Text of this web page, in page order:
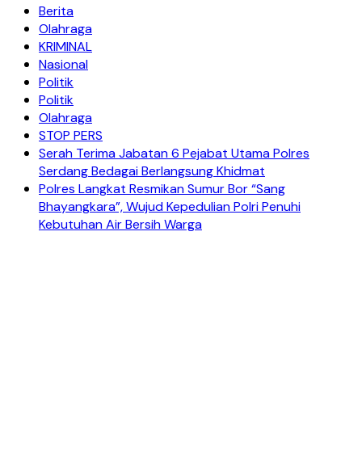
Berita
Olahraga
KRIMINAL
Nasional
Politik
Politik
Olahraga
STOP PERS
Serah Terima Jabatan 6 Pejabat Utama Polres
Serdang Bedagai Berlangsung Khidmat
Polres Langkat Resmikan Sumur Bor “Sang
Bhayangkara”, Wujud Kepedulian Polri Penuhi
Kebutuhan Air Bersih Warga